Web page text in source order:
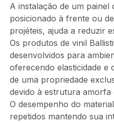
A instalação de um painel
posicionado à frente ou
projéteis, ajuda a reduzir
Os produtos de vinil
desenvolvidos para
oferecendo elasticidade e
de uma propriedade
devido à estrutura amorfa
O desempenho do
repetidos mantendo sua